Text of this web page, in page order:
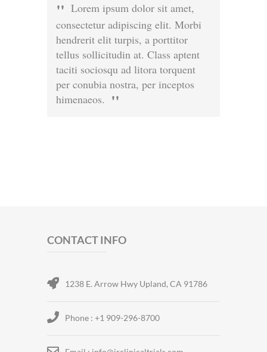
Lorem ipsum dolor sit amet,
consectetur adipiscing elit. Morbi
hendrerit elit turpis, a porttitor
tellus sollicitudin at. Class aptent
taciti sociosqu ad litora torquent
per conubia nostra, per inceptos
himenaeos.
CONTACT INFO
1238 E. Arrow Hwy Upland, CA 91786
Phone : +1 909-296-8700